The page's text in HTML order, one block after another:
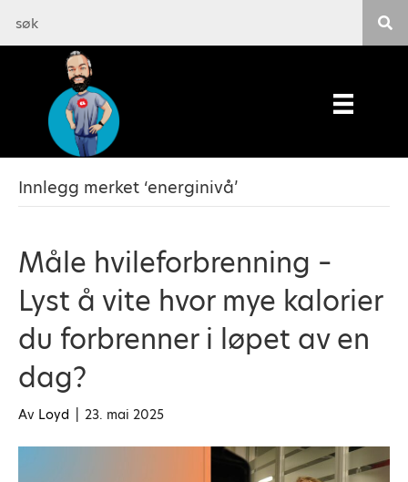
Innlegg merket ‘energinivå’
Måle hvileforbrenning –
Lyst å vite hvor mye kalorier
du forbrenner i løpet av en
dag?
Av Loyd 23. mai 2025